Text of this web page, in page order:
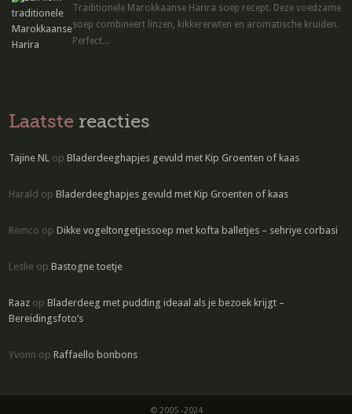
Traditionele Marokkaanse Harira soep recept. Deze voedzame
soep combineert linzen, kikkererwten en aromatische kruiden.
Perfect...
Laatste reacties
Tajine NL opBladerdeeghapjes gevuld met Kip Groenten of kaas
Harald opBladerdeeghapjes gevuld met Kip Groenten of kaas
Remco opDikke vogeltongetjessoep met kofta balletjes – sehriye corbasi
Leslie opBastogne toetje
Raaz opBladerdeeg met pudding ideaal als je bezoek krijgt –
Bereidingsfoto’s
Yvonn opRaffaello bonbons
© 2005 -2024